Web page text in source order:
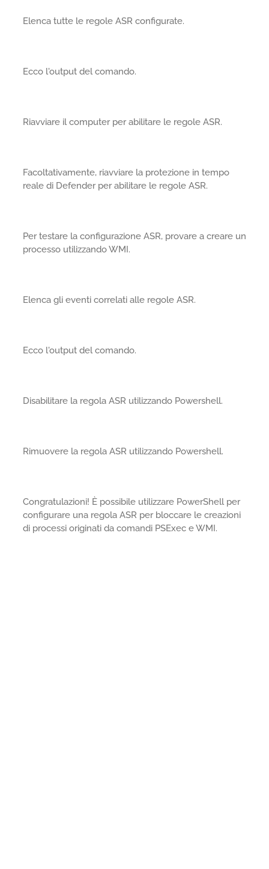
Elenca tutte le regole ASR configurate.
Ecco l'output del comando.
Riavviare il computer per abilitare le regole ASR.
Facoltativamente, riavviare la protezione in tempo
reale di Defender per abilitare le regole ASR.
Per testare la configurazione ASR, provare a creare un
processo utilizzando WMI.
Elenca gli eventi correlati alle regole ASR.
Ecco l'output del comando.
Disabilitare la regola ASR utilizzando Powershell.
Rimuovere la regola ASR utilizzando Powershell.
Congratulazioni! È possibile utilizzare PowerShell per
configurare una regola ASR per bloccare le creazioni
di processi originati da comandi PSExec e WMI.